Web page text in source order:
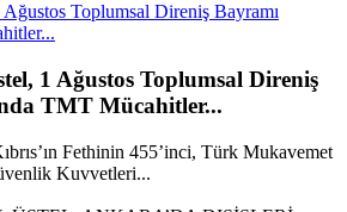
Toplumsal Direniş Bayramı
1 Ağustos Toplumsal Direniş
TMT Mücahitler...
Fethinin 455’inci, Türk Mukavemet
Kuvvetleri...